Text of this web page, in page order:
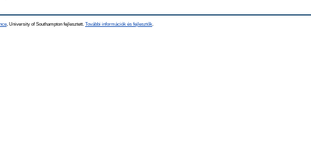
, University of Southampton fejlesztett. További információk és fejlesztők